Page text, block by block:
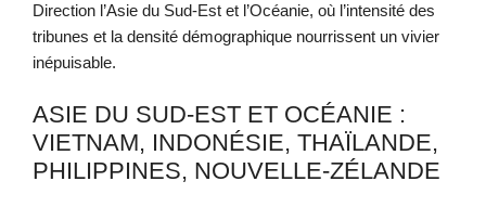
Direction l’Asie du Sud-Est et l’Océanie, où l’intensité des
tribunes et la densité démographique nourrissent un vivier
inépuisable.
ASIE DU SUD-EST ET OCÉANIE :
VIETNAM, INDONÉSIE, THAÏLANDE,
PHILIPPINES, NOUVELLE-ZÉLANDE